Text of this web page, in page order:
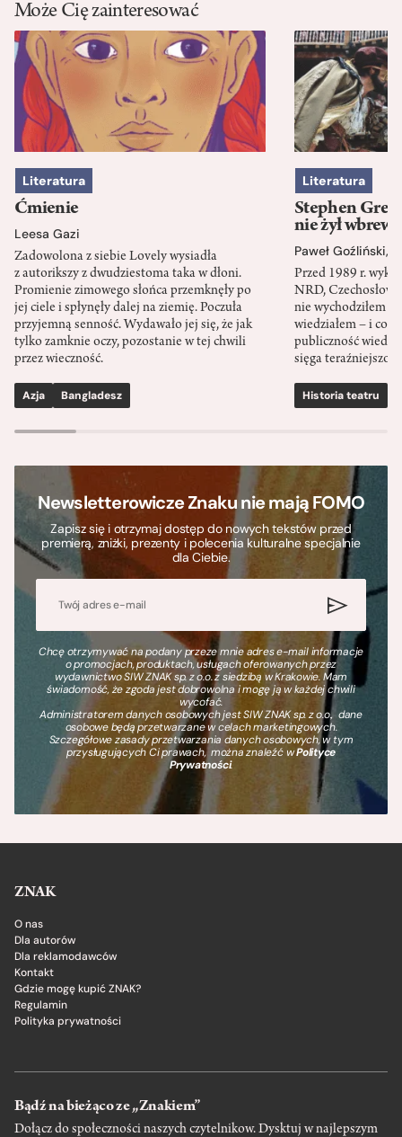
Może Cię zainteresować
Literatura
Ćmienie
Leesa Gazi
Zadowolona z siebie Lovely wysiadła
z autorikszy z dwudziestoma taka w dłoni.
Promienie zimowego słońca przemknęły po
jej ciele i spłynęły dalej na ziemię. Poczuła
przyjemną senność. Wydawało jej się, że jak
tylko zamknie oczy, pozostanie w tej chwili
przez wieczność.
Azja Bangladesz
Literatura
Stephen
nie żył wbrew
Paweł Goźliński,
Przed 1989 r.
NRD,
nie wychodziłem
wiedziałem – i co
publiczność
sięga
Historia teatru
Newsletterowicze Znaku nie mają FOMO
Zapisz się i otrzymaj dostęp do nowych tekstów przed
premierą, zniżki, prezenty i polecenia kulturalne specjalnie
dla Ciebie.
Chcę otrzymywać na podany przeze mnie adres e-mail informacje
o promocjach, produktach, usługach oferowanych przez
wydawnictwo SIW ZNAK sp. z o.o. z siedzibą w Krakowie. Mam
świadomość, że zgoda jest dobrowolna i mogę ją w każdej chwili
wycofać.
Administratorem danych osobowych jest SIW ZNAK sp. z o.o., dane
osobowe będą przetwarzane w celach marketingowych.
Szczegółowe zasady przetwarzania danych osobowych, w tym
przysługujących Ci prawach, można znaleźć wPolityce
Prywatności.
ZNAK
O nas
Dla autorów
Dla reklamodawców
Kontakt
Gdzie mogę kupić ZNAK?
Regulamin
Polityka prywatności
Bądź na bieżąco ze „Znakiem”
Dołącz do społeczności naszych czytelnikow. Dysktuj w najlepszym